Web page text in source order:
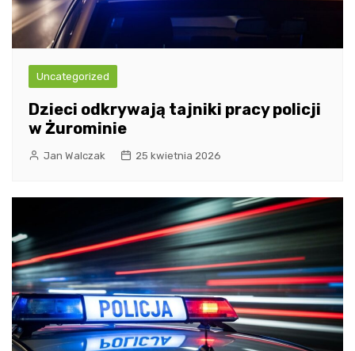
Uncategorized
Dzieci odkrywają tajniki pracy policji
w Żurominie
Jan Walczak 25 kwietnia 2026